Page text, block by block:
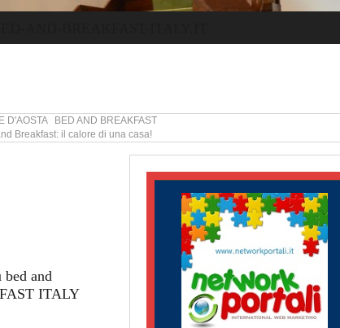
D'AOSTA BED AND BREAKFAST
Breakfast: il calore di una casa!
and
ITALY